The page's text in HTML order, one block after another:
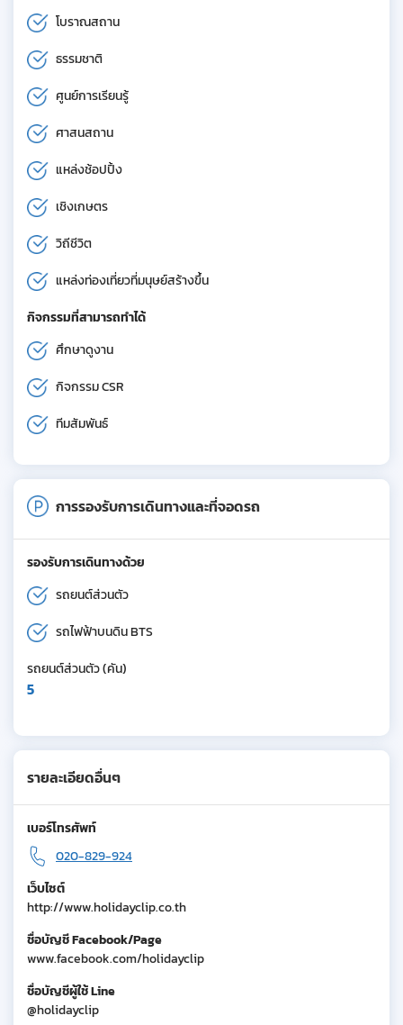
โบราณสถาน
ธรรมชาติ
ศูนย์การเรียนรู้
ศาสนสถาน
แหล่งช้อปปิ้ง
เชิงเกษตร
วิถีชีวิต
แหล่งท่องเที่ยวที่มนุษย์สร้างขึ้น
กิจกรรมที่สามารถทำได้
ศึกษาดูงาน
กิจกรรม CSR
ทีมสัมพันธ์
การรองรับการเดินทางและที่จอดรถ
รองรับการเดินทางด้วย
รถยนต์ส่วนตัว
รถไฟฟ้าบนดิน BTS
รถยนต์ส่วนตัว (คัน)
5
รายละเอียดอื่นๆ
เบอร์โทรศัพท์
020-829-924
เว็บไซต์
http://www.holidayclip.co.th
ชื่อบัญชี Facebook/Page
www.facebook.com/holidayclip
ชื่อบัญชีผู้ใช้ Line
@holidayclip